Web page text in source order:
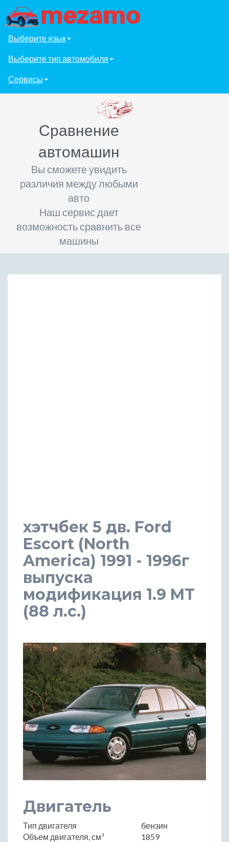
Выберите язык
Выберите тип автомобиля
Сервисы
Сравнение
автомашин
Вы сможете увидить
различия между любыми
авто
Наш сервис дает
возможность сравнить все
машины
хэтчбек 5 дв. Ford
Escort (North
America) 1991 - 1996г
выпуска
модификация 1.9 MT
(88 л.с.)
Двигатель
Тип двигателя
бензин
Объем двигателя, см³
1859